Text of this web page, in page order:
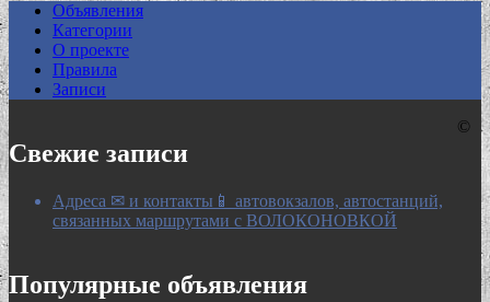
0:00
Объявления
Категории
О проекте
Правила
Записи
Свежие записи
Адреса ✉ и контакты📱 автовокзалов, автостанций,
связанных маршрутами с ВОЛОКОНОВКОЙ
Популярные объявления
©